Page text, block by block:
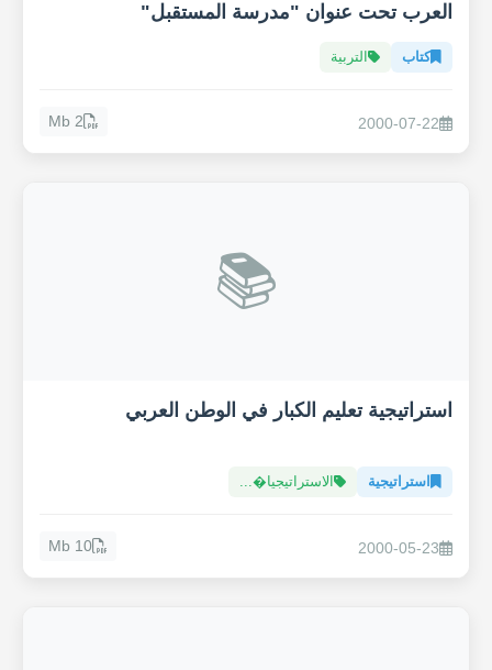
العرب تحت عنوان "مدرسة المستقبل"
كتاب التربية
2000-07-22
2 Mb
📚
استراتيجية تعليم الكبار في الوطن العربي
استراتيجية الاستراتيجيا�...
2000-05-23
10 Mb